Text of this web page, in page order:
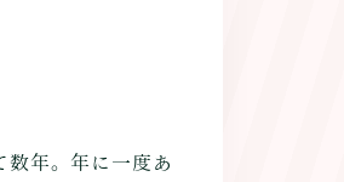
年。年に一度あ